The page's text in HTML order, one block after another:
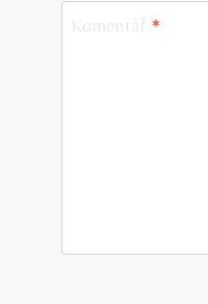
Komentář *